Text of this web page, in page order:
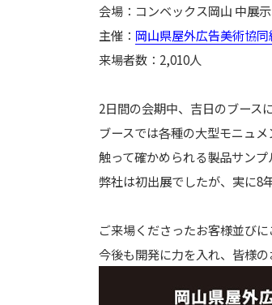
会場：コンベックス岡山 中展
主催： 岡山県屋外広告美術協
来場者数：2,010人
2日間の会期中、吉日のブース
ブースでは各種の大型モニュメ
触って確かめられる製品サンプ
弊社は初出展でしたが、実に8
ご来場くださったお客様並び
今後も開発に力を入れ、皆様